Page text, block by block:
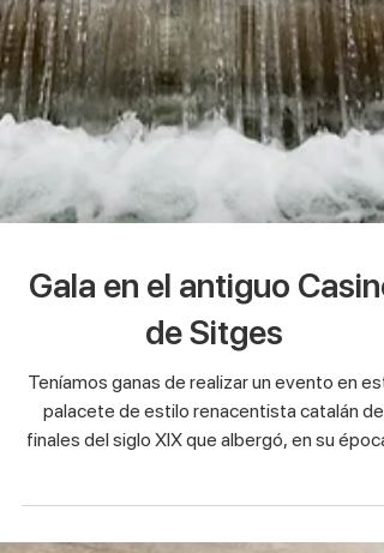
Gala en el antiguo Casino
Teníamos ganas de realizar un evento en